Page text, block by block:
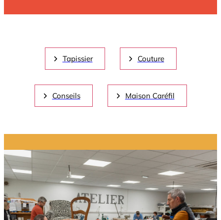
Tapissier Couture
Conseils Maison Caréfil